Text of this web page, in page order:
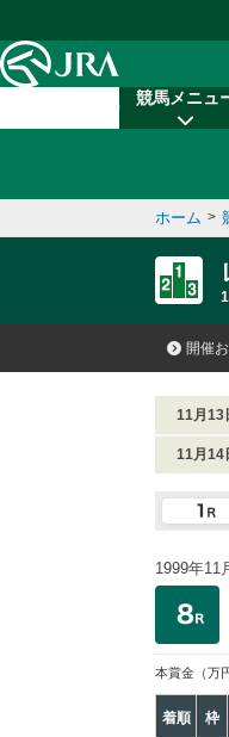
競馬メニュ
ホーム >
開催
11月13
11月14
1999年11
本賞金 （万
着順 枠